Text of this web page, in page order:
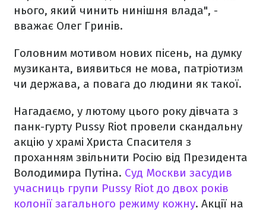
нього, який чинить нинішня влада", -
вважає Олег Гринів.
Головним мотивом нових пісень, на думку
музиканта, виявиться не мова, патріотизм
чи держава, а повага до людини як такої.
Нагадаємо, у лютому цього року дівчата з
панк-гурту Pussy Riot провели скандальну
акцію у храмі Христа Спасителя з
проханням звільнити Росію від Президента
Володимира Путіна. Суд Москви засудив
учасниць групи Pussy Riot до двох років
колонії загального режиму кожну. Акції на